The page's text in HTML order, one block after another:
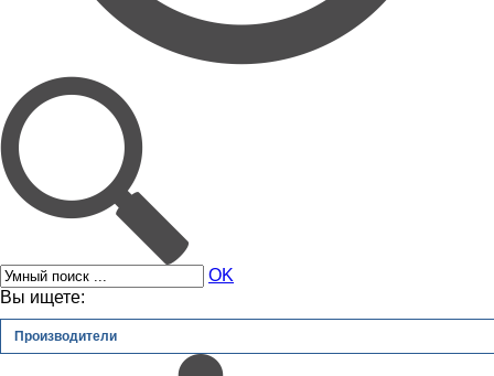
OK
Вы ищете:
Производители